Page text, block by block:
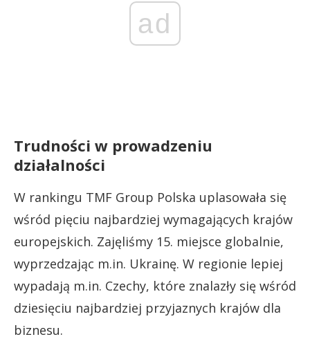
ad
Trudności w prowadzeniu
działalności
W rankingu TMF Group Polska uplasowała się
wśród pięciu najbardziej wymagających krajów
europejskich. Zajęliśmy 15. miejsce globalnie,
wyprzedzając m.in. Ukrainę. W regionie lepiej
wypadają m.in. Czechy, które znalazły się wśród
dziesięciu najbardziej przyjaznych krajów dla
biznesu.